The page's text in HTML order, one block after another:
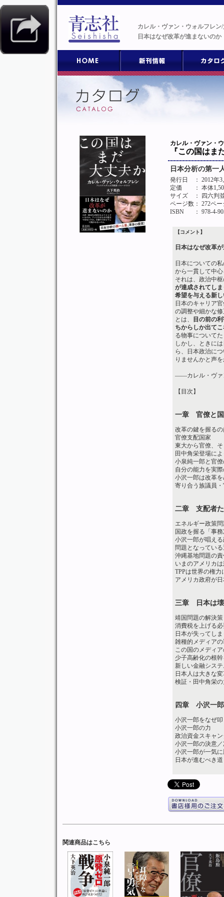
カレル・ヴァン・ウォルフレ
日本はなぜ改革が進まないのか
カレル・ヴァン・
『この国はま
日本分析の第一
発行日
： 2012年
定価
： 本体
サイズ
： 四六判
ページ数： 272ペー
ISBN
： 978-4-
【コメント】
日本はなぜ改革
日本についての
から一貫して中
それは、政治中
が達成されてし
希望を与える新
日本のキャリア
の調整や細かな
とは、
目の前の
ちからしか出て
る物事について
しかし、ときには
ら、日本政治に
りませんかと声
――カレル・ヴァ
【目次】
一章 官僚と国
改革の鍵を握る
官僚支配国家
東大から官僚、
田中角栄登場に
小泉純一郎と官
自分の能力を実
小沢一郎は改革
寄り合う族議員
二章 支配者た
エネルギー政策問
国政を握る「事
小沢一郎が唱え
問題となってい
沖縄基地問題の
いまのアメリカ
TPPは世界の権力
アメリカ政府が
三章 日本は
靖国問題の解決策
消費税を上げる
日本が失ってし
雑種的メディアの
この国のメディ
少子高齢化の根
新しい金融シス
日本人は大きな
検証・田中角栄
四章 小沢一
小沢一郎をなぜ叩
小沢一郎の力
政治資金スキャ
小沢一郎の決意
小沢一郎が一気
日本が進むべき道
関連商品はこちら